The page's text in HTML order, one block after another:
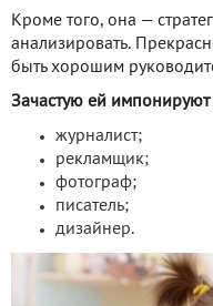
Кроме того, она —
анализировать.
быть хорошим
Зачастую ей
журналист;
рекламщик;
фотограф;
писатель;
дизайнер.